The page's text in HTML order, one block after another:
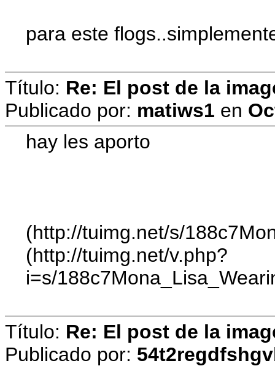
para este
Título: Re: El post de la
Publicado por: matiws1 en
hay les aporto
(http://tuimg.net/s/
(http://tuimg.net/v.php?
i=s/
Título: Re: El post de la
Publicado por: